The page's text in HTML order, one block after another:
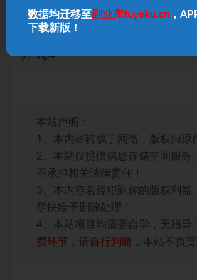
师.mp4
师.mp4
本站声明：
1、本内容转载于网络，版权归原
2、本站仅提供信息存储空间服务
不承担相关法律责任！
3、本内容若侵犯到你的版权利益
尽快给予删除处理！
4、本站项目均需要自学，无指导；
费环节 ，请 自行判断 ，本站不负
数据均迁移至副业库fuyeku.cn ，
下载新版！